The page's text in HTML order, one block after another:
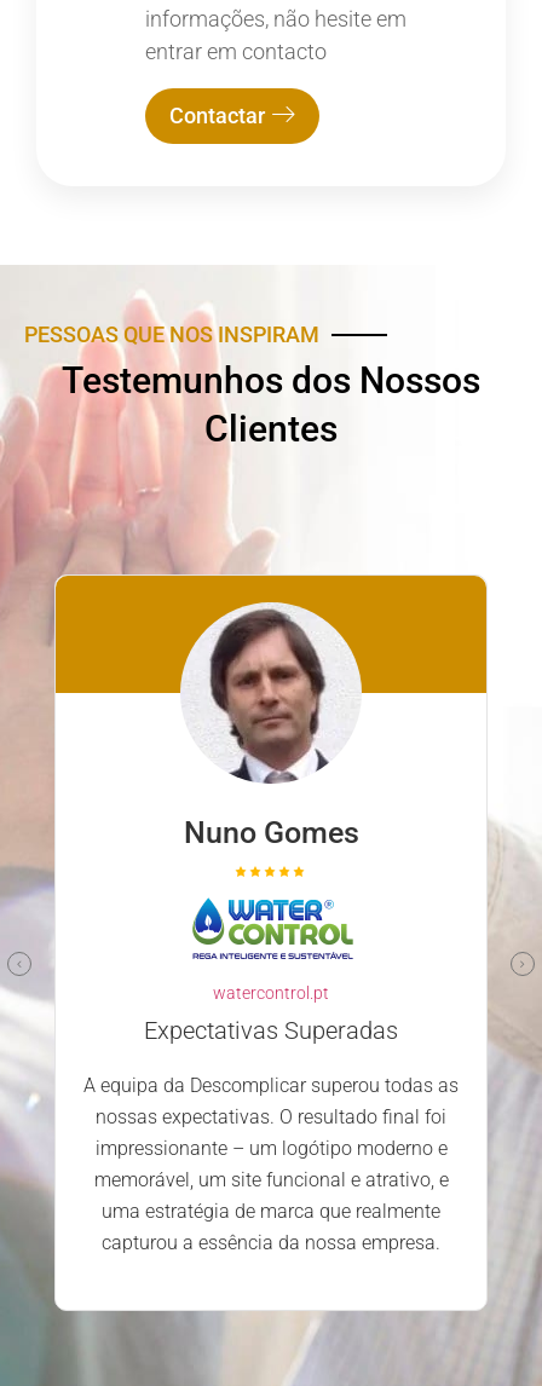
informações, não hesite em
entrar em contacto
Contactar
PESSOAS QUE NOS INSPIRAM
Testemunhos dos Nossos
Clientes
Nuno Gomes
watercontrol.pt
Expectativas Superadas
A equipa da Descomplicar superou todas as
nossas expectativas. O resultado final foi
impressionante – um logótipo moderno e
memorável, um site funcional e atrativo, e
uma estratégia de marca que realmente
capturou a essência da nossa empresa.